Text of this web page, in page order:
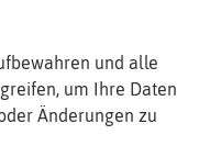
und alle
um Ihre Daten
Änderungen zu